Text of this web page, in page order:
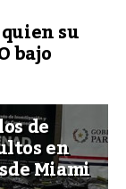
su
bajo
de
en
Miami